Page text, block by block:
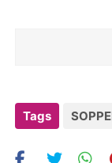
Tags